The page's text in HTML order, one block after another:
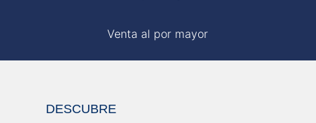
Venta al por mayor
DESCUBRE